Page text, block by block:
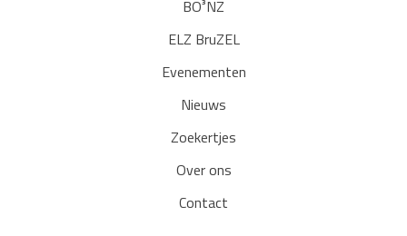
BO³NZ
ELZ BruZEL
Evenementen
Nieuws
Zoekertjes
Over ons
Contact